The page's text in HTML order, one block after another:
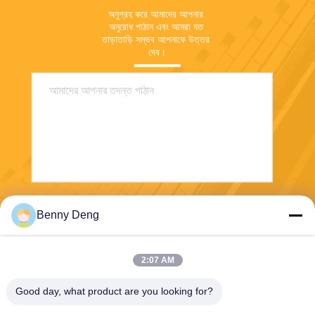
অনুগ্রহ করে আমাদের আপনার
অনুরোধ পাঠান এবং আমরা যত
তাড়াতাড়ি সম্ভব আপনাকে উত্তর
দেব।
Benny Deng
2:07 AM
Good day, what product are you looking for?